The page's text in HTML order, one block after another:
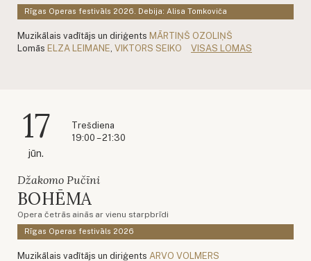
Rīgas Operas festivāls 2026. Debija: Alisa Tomkoviča
Muzikālais vadītājs un diriģents MĀRTIŅŠ OZOLIŅŠ
Lomās ELZA LEIMANE VIKTORS SEIKO VISAS LOMAS
17
jūn.
Trešdiena
19:00 – 21:30
Džakomo Pučīni
BOHĒMA
Opera četrās ainās ar vienu starpbrīdi
Rīgas Operas festivāls 2026
Muzikālais vadītājs un diriģents ARVO VOLMERS